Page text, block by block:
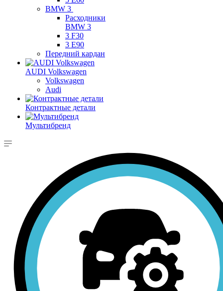
BMW 3
Расходники
BMW 3
3 F30
3 E90
Передний кардан
AUDI Volkswagen
Volkswagen
Audi
Контрактные детали
Мультибренд